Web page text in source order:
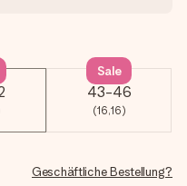
43-46
(16,16)
Sale
Geschäftliche Bestellung?